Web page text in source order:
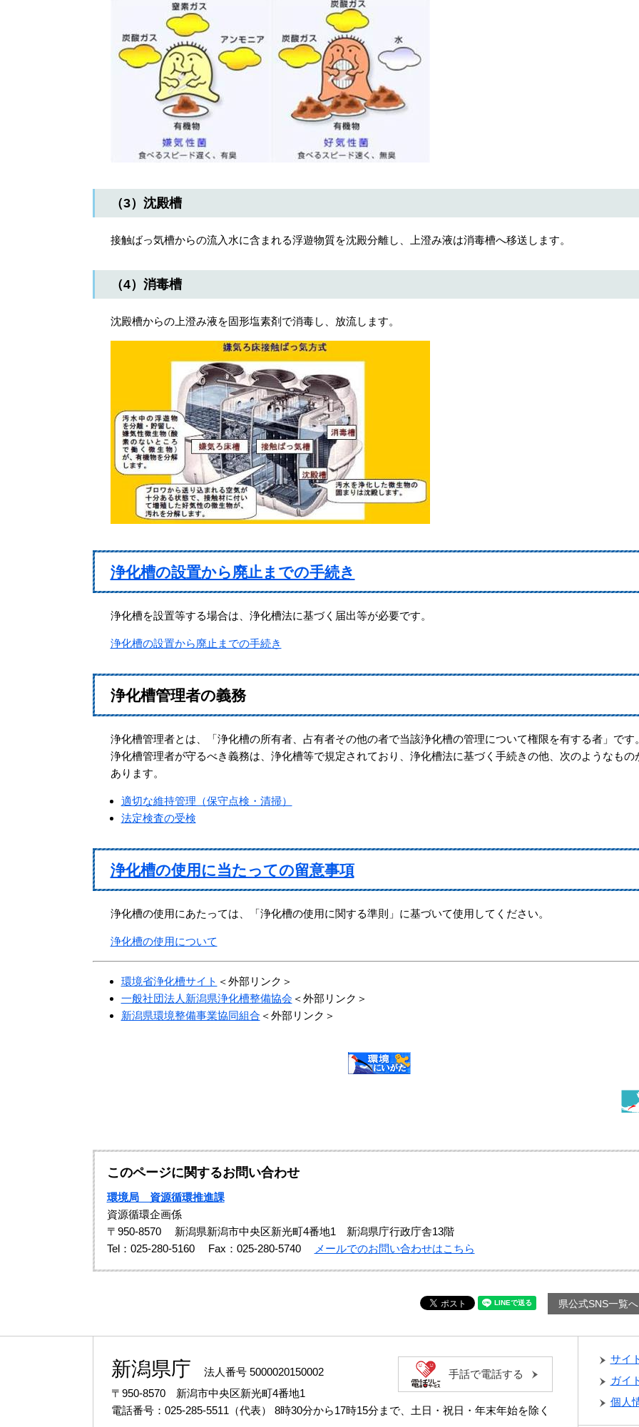
（3）沈殿槽
接触ばっ気槽からの流入水に含まれる浮遊物質を沈殿分離し、上澄み液は消毒槽へ移送します。
（4）消毒槽
沈殿槽からの上澄み液を固形塩素剤で消毒し、放流します。
浄化槽の設置から廃止までの手続き
浄化槽を設置等する場合は、浄化槽法に基づく届出等が必要です。
浄化槽の設置から廃止までの手続き
浄化槽管理者の義務
浄化槽管理者とは、「浄化槽の所有者、占有者その他の者で当該浄化槽の管理について権限を有する者」です
浄化槽管理者が守るべき義務は、浄化槽等で規定されており、浄化槽法に基づく手続きの他、次のようなもの
あります。
適切な維持管理（保守点検・清掃）
法定検査の受検
浄化槽の使用に当たっての留意事項
浄化槽の使用にあたっては、「浄化槽の使用に関する準則」に基づいて使用してください。
浄化槽の使用について
環境省浄化槽サイト ＜外部リンク＞
一般社団法人新潟県浄化槽整備協会 ＜外部リンク＞
新潟県環境整備事業協同組合 ＜外部リンク＞
このページに関するお問い合わせ
環境局 資源循環推進課
資源循環企画係
〒950-8570
新潟県新潟市中央区新光町4番地1 新潟県庁行政庁舎13階
Tel：025-280-5160
Fax：025-280-5740 メールでのお問い合わせはこちら
県公式SNS一覧へ
新潟県庁
法人番号 5000020150002
〒950-8570 新潟市中央区新光町4番地1
電話番号：025-285-5511（代表）
8時30分から17時15分まで、土日・祝日・年末年始を除く
手話で電話する
サイ
ガイ
個人